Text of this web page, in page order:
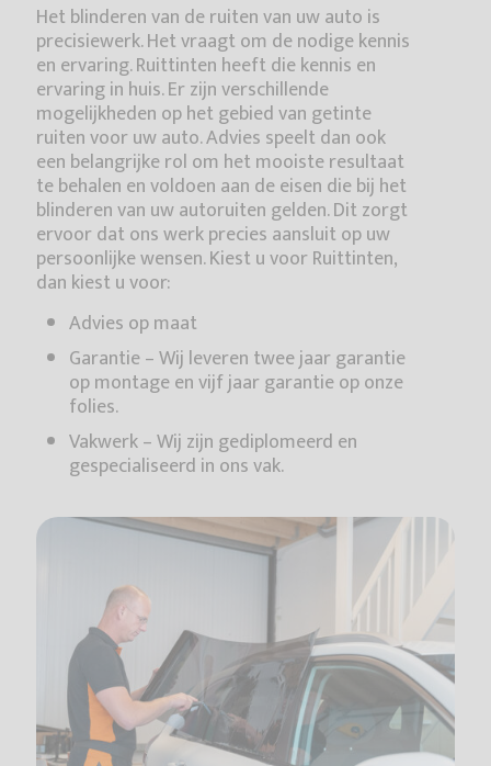
Het blinderen van de ruiten van uw auto is
precisiewerk. Het vraagt om de nodige kennis
en ervaring. Ruittinten heeft die kennis en
ervaring in huis. Er zijn verschillende
mogelijkheden op het gebied van getinte
ruiten voor uw auto. Advies speelt dan ook
een belangrijke rol om het mooiste resultaat
te behalen en voldoen aan de eisen die bij het
blinderen van uw autoruiten gelden. Dit zorgt
ervoor dat ons werk precies aansluit op uw
persoonlijke wensen. Kiest u voor Ruittinten,
dan kiest u voor:
Advies op maat
Garantie – Wij leveren twee jaar garantie
op montage en vijf jaar garantie op onze
folies.
Vakwerk – Wij zijn gediplomeerd en
gespecialiseerd in ons vak.